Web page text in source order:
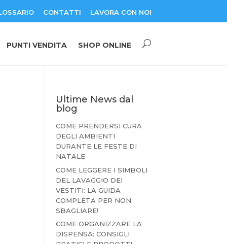
CONTATTI LAVORA CON NOI
PUNTI VENDITA SHOP ONLINE
Ultime News dal
blog
COME PRENDERSI CURA
DEGLI AMBIENTI
DURANTE LE FESTE DI
NATALE
COME LEGGERE I SIMBOLI
DEL LAVAGGIO DEI
VESTITI: LA GUIDA
COMPLETA PER NON
SBAGLIARE!
COME ORGANIZZARE LA
DISPENSA: CONSIGLI